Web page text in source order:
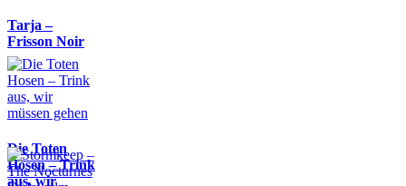
Tarja –
Frisson Noir
Die Toten
Hosen – Trink
aus, wir